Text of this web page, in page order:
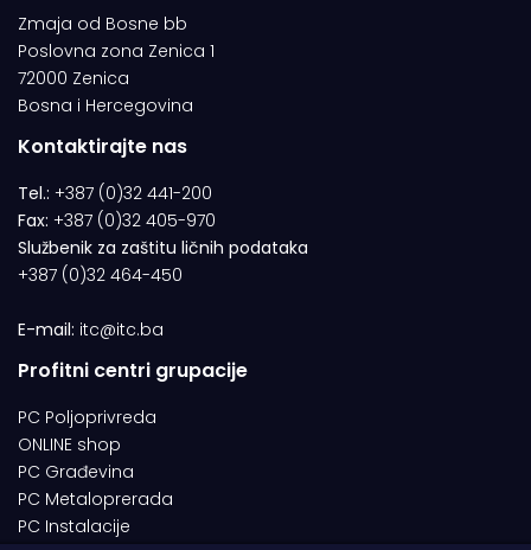
Zmaja od Bosne bb
Poslovna zona Zenica 1
72000 Zenica
Bosna i Hercegovina
Kontaktirajte nas
Tel.: +387 (0)32 441-200
Fax: +387 (0)32 405-970
Službenik za zaštitu ličnih podataka
+387 (0)32 464-450
E-mail: itc@itc.ba
Profitni centri grupacije
PC Poljoprivreda
ONLINE shop
PC Građevina
PC Metaloprerada
PC Instalacije